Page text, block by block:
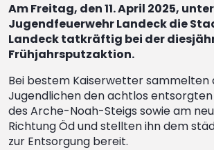
Am Freitag, den 11. April 2025,
Jugendfeuerwehr Landeck die
Landeck tatkräftig bei der
Frühjahrsputzaktion.
Bei bestem Kaiserwetter sammelten
Jugendlichen den achtlos
des Arche-Noah-Steigs sowie am
Richtung Öd und stellten ihn dem
zur Entsorgung bereit.